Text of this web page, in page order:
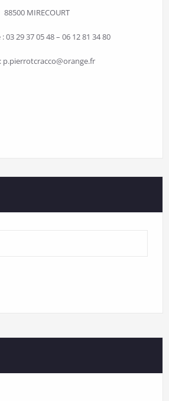
88500 MIRECOURT
03 29 37 05 48 – 06 12 81 34 80
p.pierrotcracco@orange.fr